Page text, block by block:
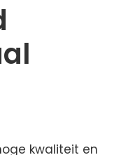
kwaliteit en